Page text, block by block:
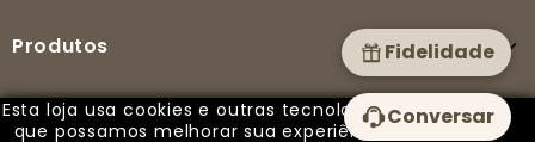
Produtos 
A nossa empresa 
Esta loja usa cookies e outras tecnologias para
que possamos melhorar sua experiência em
Conversar
Fidelidade